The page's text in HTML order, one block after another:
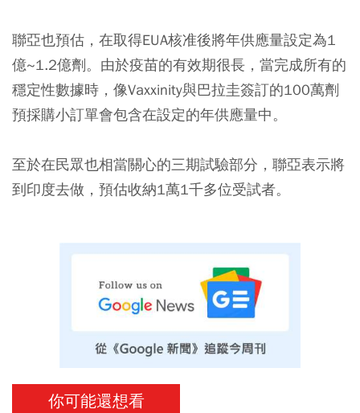
聯亞也預估，在取得EUA核准後將年供應量設定為1
億~1.2億劑。由於疫苗的有效期很長，當完成所有的
穩定性數據時，像Vaxxinity與巴拉圭簽訂的100萬劑
預採購小訂單會包含在設定的年供應量中。
至於在民眾也相當關心的三期試驗部分，聯亞表示將
到印度去做，預估收納1萬1千多位受試者。
你可能還想看